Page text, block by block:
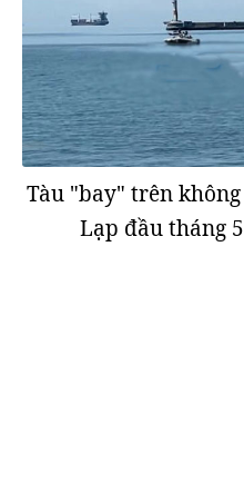
Tàu "bay" trên
Lạp đầu tháng